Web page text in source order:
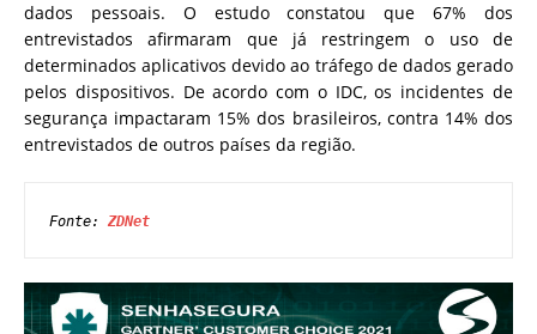
dados pessoais. O estudo constatou que 67% dos
entrevistados afirmaram que já restringem o uso de
determinados aplicativos devido ao tráfego de dados gerado
pelos dispositivos. De acordo com o IDC, os incidentes de
segurança impactaram 15% dos brasileiros, contra 14% dos
entrevistados de outros países da região.
Fonte: ZDNet